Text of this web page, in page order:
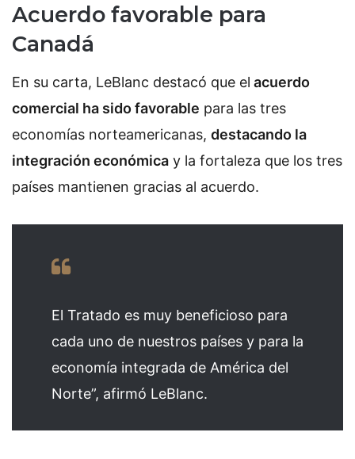
Acuerdo favorable para
Canadá
En su carta, LeBlanc destacó que el acuerdo
comercial ha sido favorable para las tres
economías norteamericanas, destacando la
integración económica y la fortaleza que los tres
países mantienen gracias al acuerdo.
El Tratado es muy beneficioso para
cada uno de nuestros países y para la
economía integrada de América del
Norte”, afirmó LeBlanc.